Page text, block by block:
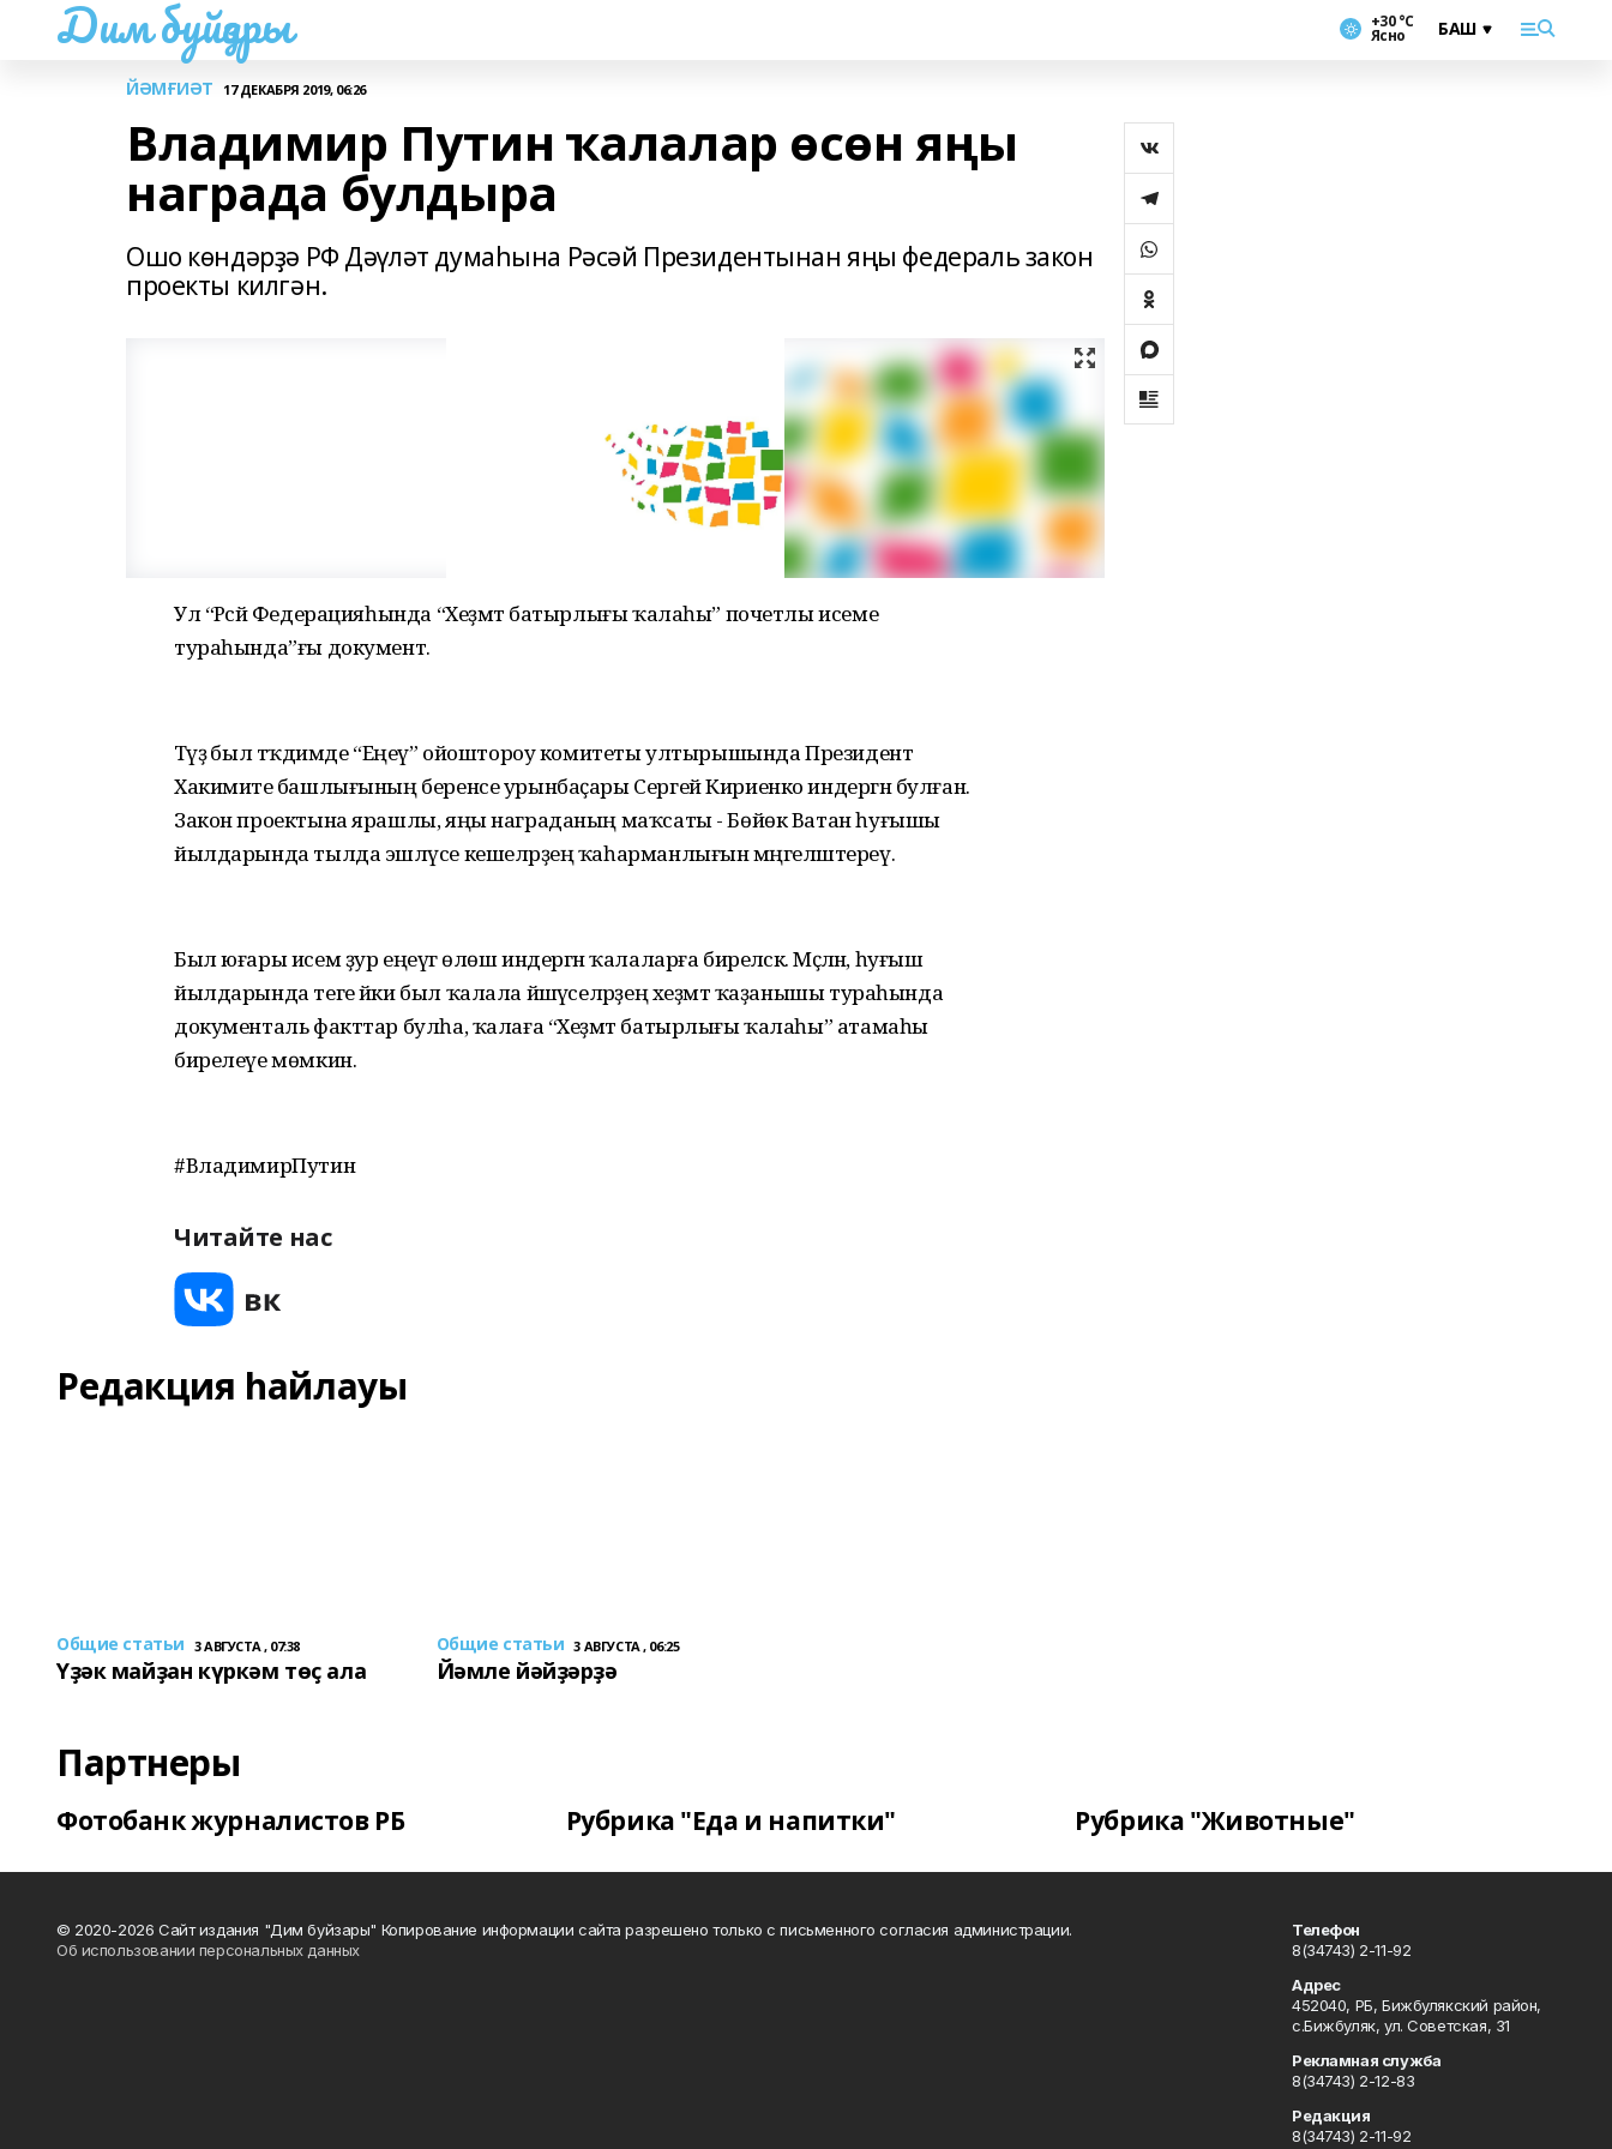
Дим буйҙары +30 °С
Ясно
ЙӘМҒИӘТ 17 ДЕКАБРЯ 2019, 06:26
Владимир Путин ҡалалар өсөн яңы
награда булдыра
Ошо көндәрҙә РФ Дәүләт думаһына Рәсәй Президентынан яңы федераль закон
проекты килгән.
Ул “Рәсәй Федерацияһында “Хеҙмәт батырлығы ҡалаһы” почетлы исеме
тураһында”ғы документ.
Тәүҙә был тәҡдимде “Еңеү” ойоштороу комитеты ултырышында Президент
Хакимиәте башлығының беренсе урынбаҫары Сергей Кириенко индергән булған.
Закон проектына ярашлы, яңы награданың маҡсаты - Бөйөк Ватан һуғышы
йылдарында тылда эшләүсе кешеләрҙең ҡаһарманлығын мәңгеләштереү.
Был юғары исем ҙур еңеүгә өлөш индергән ҡалаларға биреләсәк. Мәҫәлән, һуғыш
йылдарында теге йәки был ҡалала йәшәүселәрҙең хеҙмәт ҡаҙанышы тураһында
документаль факттар булһа, ҡалаға “Хеҙмәт батырлығы ҡалаһы” атамаһы
бирелеүе мөмкин.
#ВладимирПутин
Читайте нас
Редакция һайлауы
Общие статьи 3 АВГУСТА , 07:38
Үҙәк майҙан күркәм төҫ ала
Общие статьи 3 АВГУСТА , 06:25
Йәмле йәйҙәрҙә
Партнеры
Фотобанк журналистов РБ Рубрика "Еда и напитки" Рубрика "Животные"
© 2020-2026 Сайт издания "Дим буйзары" Копирование информации сайта разрешено только с письменного согласия администрации.
Об использовании персональных данных
Телефон
8(34743) 2-11-92
Адрес
452040, РБ, Бижбулякский район,
с.Бижбуляк, ул. Советская, 31
Рекламная служба
8(34743) 2-12-83
Редакция
8(34743) 2-11-92